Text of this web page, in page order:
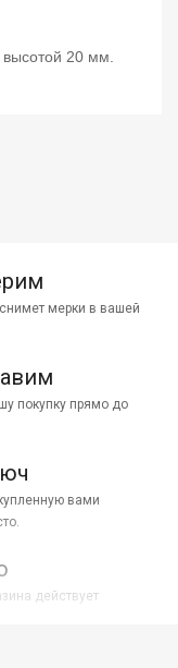
20 мм.
мерки в вашей
покупку прямо до
вами
действует